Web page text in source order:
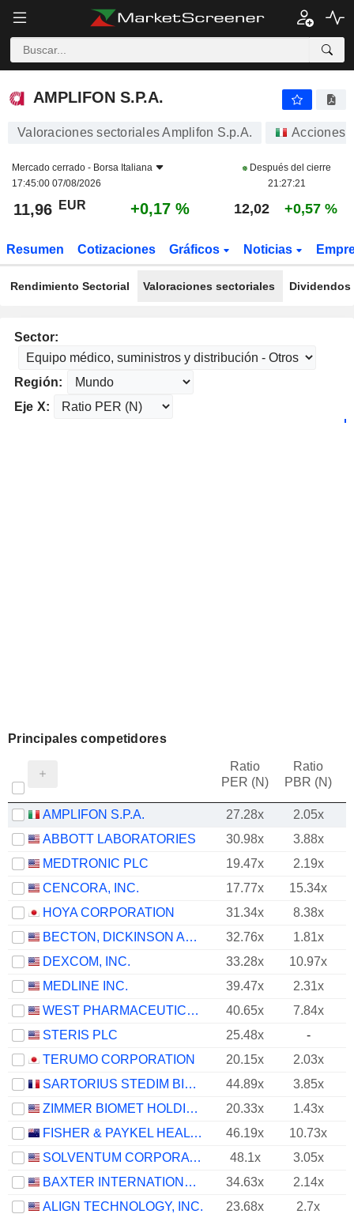
AMPLIFON S.P.A.
AMPLIFON S.P.A.
Valoraciones sectoriales Amplifon S.p.A. Acciones
Mercado cerrado - Borsa Italiana
17:45:00 07/08/2026
Después del cierre
21:27:21
11,96 EUR +0,17 % 12,02 +0,57 %
Resumen Cotizaciones Gráficos Noticias
Rendimiento Sectorial Valoraciones sectoriales
Sector:
Región:
Eje X:
Principales competidores
Ratio
PER (N)
Ratio
PBR (N)
AMPLIFON S.P.A. 27.28x
2.05x
ABBOTT LABORATORIES
30.98x
3.88x
MEDTRONIC PLC
19.47x
2.19x
CENCORA, INC.
17.77x
15.34x
HOYA CORPORATION
31.34x
8.38x
BECTON, DICKINSON AND COMPANY
32.76x
1.81x
DEXCOM, INC.
33.28x
10.97x
MEDLINE INC.
39.47x
2.31x
WEST PHARMACEUTICAL SERVICES, INC.
40.65x
7.84x
STERIS PLC
25.48x
-
TERUMO CORPORATION
20.15x
2.03x
SARTORIUS STEDIM BIOTECH
44.89x
3.85x
ZIMMER BIOMET HOLDINGS, INC.
20.33x
1.43x
FISHER & PAYKEL HEALTHCARE CORPORATION LIMITED
46.19x
10.73x
SOLVENTUM CORPORATION
48.1x
3.05x
BAXTER INTERNATIONAL INC.
34.63x
2.14x
ALIGN TECHNOLOGY, INC.
23.68x
2.7x